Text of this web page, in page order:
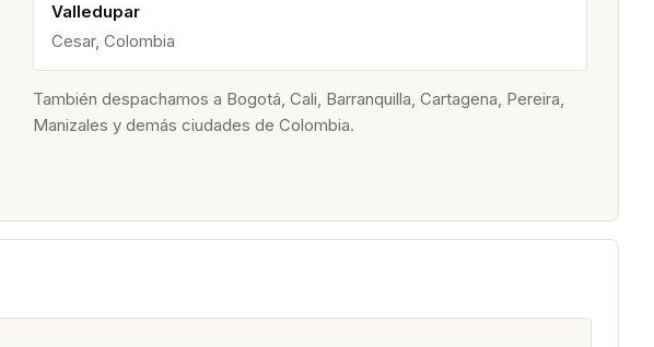
Valledupar
Cesar, Colombia
También despachamos a Bogotá, Cali, Barranquilla, Cartagena, Pereira,
Manizales y demás ciudades de Colombia.